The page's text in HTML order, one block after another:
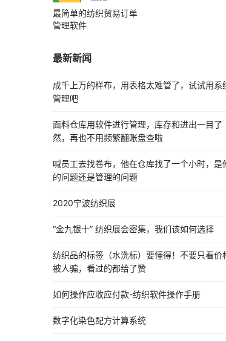
最简单的纺织贸易订单
管理软件
最新新闻
成千上万的样布，用表格太难管了，试试用系
管理吧
面料仓库用软件进行管理，库存和进出一目了
然，再也不用频繁翻账盘查啦
喊员工去找卷布，他在仓库找了一个小时，是
的问题还是管理的问题
2020宁波纺织展
“金九银十” 纺织展会密集，我们该如何选择
纺织品的标签（水洗标）要懂得！不要只看价
被人骗，看过的都给了赞
如何操作应收应付款-纺织软件操作手册
数字化染色配方计算系统